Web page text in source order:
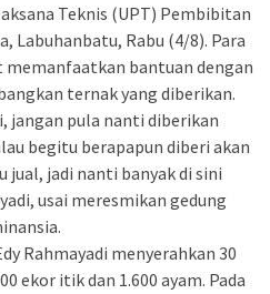
Teknis (UPT) Pembibitan
Labuhanbatu, Rabu (4/8). Para
bantuan dengan
ternak yang diberikan.
jangan pula nanti diberikan
begitu berapapun diberi akan
jual, jadi nanti banyak di sini
usai meresmikan gedung
Rahmayadi menyerahkan 30
ekor itik dan 1.600 ayam. Pada